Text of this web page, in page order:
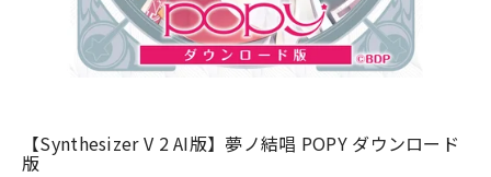
【Synthesizer V 2 AI版】夢ノ結唱 POPY ダウンロード
版